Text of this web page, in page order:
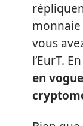
monnaie
vous
l’EurT.
en